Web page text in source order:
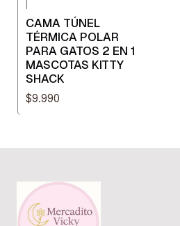
CAMA TÚNEL
TÉRMICA POLAR
PARA GATOS 2 EN 1
MASCOTAS KITTY
SHACK
$9.990